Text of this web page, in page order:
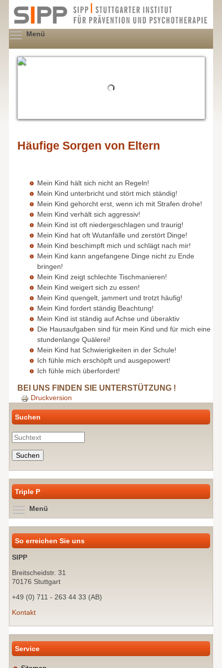
Inhalt
Menü
Häufige Sorgen von Eltern
Mein Kind hält sich nicht an Regeln!
Mein Kind unterbricht und stört mich ständig!
Mein Kind gehorcht erst, wenn ich mit Strafen drohe!
Mein Kind verhält sich aggressiv!
Mein Kind ist oft niedergeschlagen und traurig!
Mein Kind hat oft Wutanfälle und zerstört Dinge!
Mein Kind beschimpft mich und schlägt nach mir!
Mein Kind kann angefangene Dinge nicht zu Ende
bringen!
Mein Kind zeigt schlechte Tischmanieren!
Mein Kind weigert sich zu essen!
Mein Kind quengelt, jammert und trotzt häufig!
Mein Kind fordert ständig Beachtung!
Mein Kind ist ständig auf Achse und überaktiv
Die Hausaufgaben sind für mein Kind und für mich eine
stundenlange Quälerei!
Mein Kind hat Schwierigkeiten in der Schule!
Ich fühle mich erschöpft und ausgepowert!
Ich fühle mich überfordert!
BEI UNS FINDEN SIE UNTERSTÜTZUNG !
Druckversion
Suchen
Suche
Triple P
Menü
So erreichen Sie uns
SIPP
Breitscheidstr. 31
70176 Stuttgart
+49 (0) 711 - 263 44 33 (AB)
Kontakt
Service